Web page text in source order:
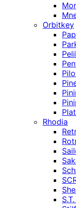
Orbitkey
Rhodia